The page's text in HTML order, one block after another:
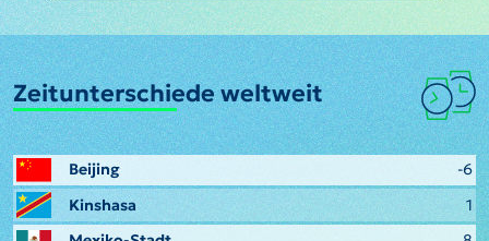
Zeitunterschiede weltweit
Beijing
-6
Kinshasa
1